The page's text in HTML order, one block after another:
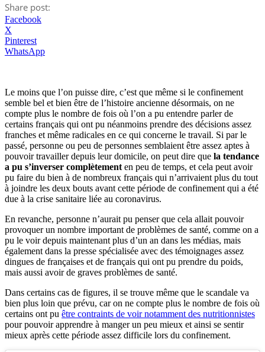
Share post:
Facebook
X
Pinterest
WhatsApp
Le moins que l’on puisse dire, c’est que même si le confinement
semble bel et bien être de l’histoire ancienne désormais, on ne
compte plus le nombre de fois où l’on a pu entendre parler de
certains français qui ont pu néanmoins prendre des décisions assez
franches et même radicales en ce qui concerne le travail. Si par le
passé, personne ou peu de personnes semblaient être assez aptes à
pouvoir travailler depuis leur domicile, on peut dire que la tendance
a pu s’inverser complètement en peu de temps, et cela peut avoir
pu faire du bien à de nombreux français qui n’arrivaient plus du tout
à joindre les deux bouts avant cette période de confinement qui a été
due à la crise sanitaire liée au coronavirus.
En revanche, personne n’aurait pu penser que cela allait pouvoir
provoquer un nombre important de problèmes de santé, comme on a
pu le voir depuis maintenant plus d’un an dans les médias, mais
également dans la presse spécialisée avec des témoignages assez
dingues de françaises et de français qui ont pu prendre du poids,
mais aussi avoir de graves problèmes de santé.
Dans certains cas de figures, il se trouve même que le scandale va
bien plus loin que prévu, car on ne compte plus le nombre de fois où
certains ont pu être contraints de voir notamment des nutritionnistes
pour pouvoir apprendre à manger un peu mieux et ainsi se sentir
mieux après cette période assez difficile lors du confinement.